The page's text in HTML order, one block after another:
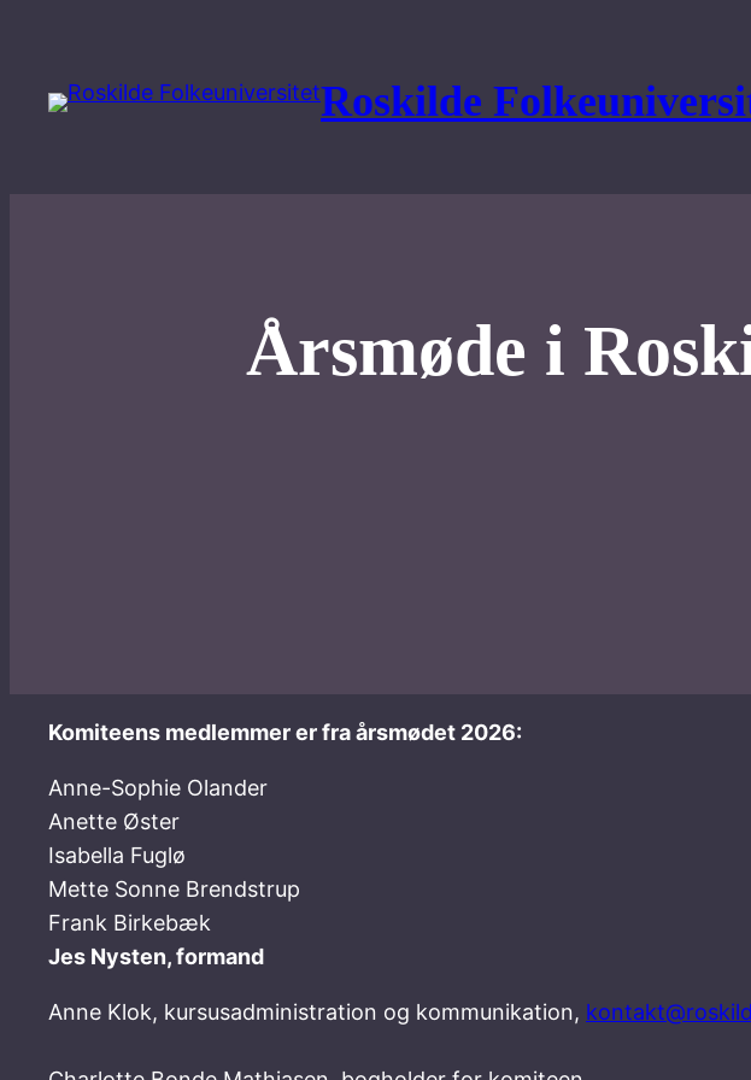
indhold
Roskilde
Årsmøde i
Komiteens medlemmer er fra årsmødet 2026:
Anne-Sophie Olander
Anette Øster
Isabella Fuglø
Mette Sonne Brendstrup
Frank Birkebæk
Jes Nysten, formand
Anne Klok, kursusadministration og kommunikation,